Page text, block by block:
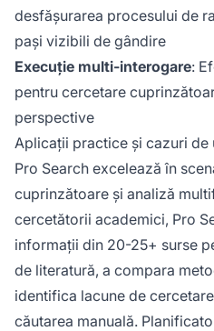
desfășurarea procesului de
pași vizibili de gândire
Execuție multi-interogare:
pentru cercetare
perspective
Aplicații practice și cazuri de
Pro Search excelează în
cuprinzătoare și analiză
cercetătorii academici, Pro
informații din 20-25+ surse
de literatură, a compara
identifica lacune de
căutarea manuală.